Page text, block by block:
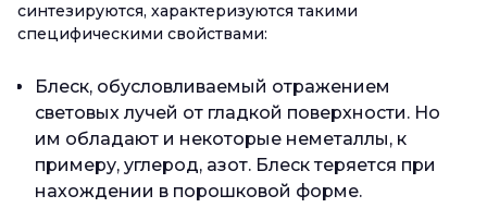
синтезируются, характеризуются такими
специфическими свойствами:
Блеск, обусловливаемый отражением
световых лучей от гладкой поверхности. Но
им обладают и некоторые неметаллы, к
примеру, углерод, азот. Блеск теряется при
нахождении в порошковой форме.